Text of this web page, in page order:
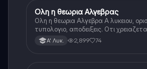
Μαθηματικά
Ολη η θεωρια Αλγεβρας
Ολη η θεωρια Αλγεβρα Α λυκειου,
τυπολογιο, αποδειξεις. Οτι
για το θεωρητικο κομματι της
Α' Λυκ. 2,899 74